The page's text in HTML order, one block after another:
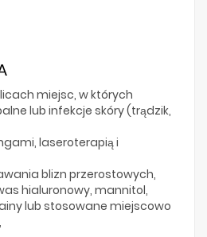
miejsc, w których
lub infekcje skóry (trądzik,
laseroterapią i
blizn przerostowych,
hialuronowy, mannitol,
lub stosowane miejscowo